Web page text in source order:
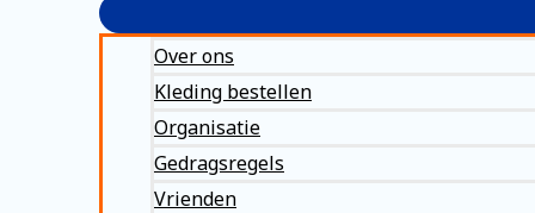
Over ons
Kleding bestellen
Organisatie
Gedragsregels
Vrienden